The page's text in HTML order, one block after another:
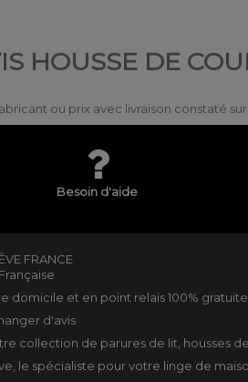
HOUSSE DE
ou prix avec livraison constaté
Besoin d'aide
FRANCE
domicile et en point relais 100% gratuite
d'avis
collection de parures de lit housses
le spécialiste pour votre linge de